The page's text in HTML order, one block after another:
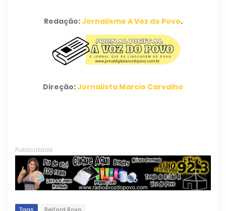
Redação: Jornalismo A Voz do Povo.
Direção: Jornalista Marcio Carvalho
Publicidade